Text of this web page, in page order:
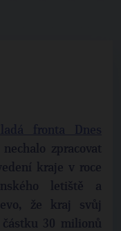
zpracovat
kraje v roce
letiště a
že kraj svůj
30 milionů